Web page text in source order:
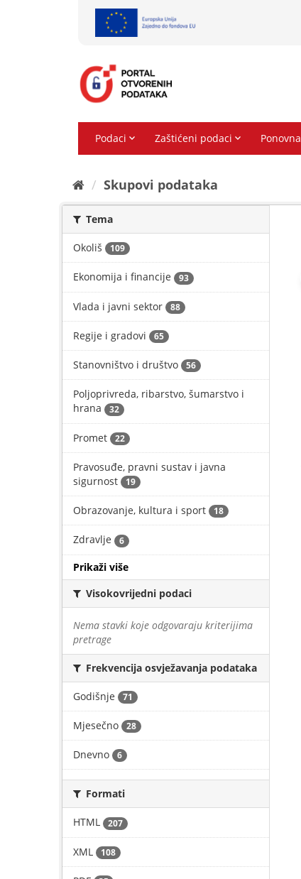
Skupovi podаtаkа
Tema
Okoliš 109
Ekonomija i financije 93
Vlada i javni sektor 88
Regije i gradovi 65
Stanovništvo i društvo 56
Poljoprivreda, ribarstvo, šumarstvo i
hrana
32
Promet 22
Pravosuđe, pravni sustav i javna
sigurnost
19
Obrazovanje, kultura i sport 18
Zdravlje 6
Prikaži više
Visokovrijedni podaci
Nema stavki koje odgovaraju kriterijima
pretrage
Frekvencija osvježavanja podataka
Godišnje 71
Mjesečno 28
Dnevno 6
Formati
HTML 207
XML 108